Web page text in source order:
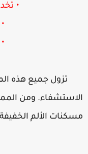
•
•
•
تزول جميع هذه
ومن
الألم الخفيفة